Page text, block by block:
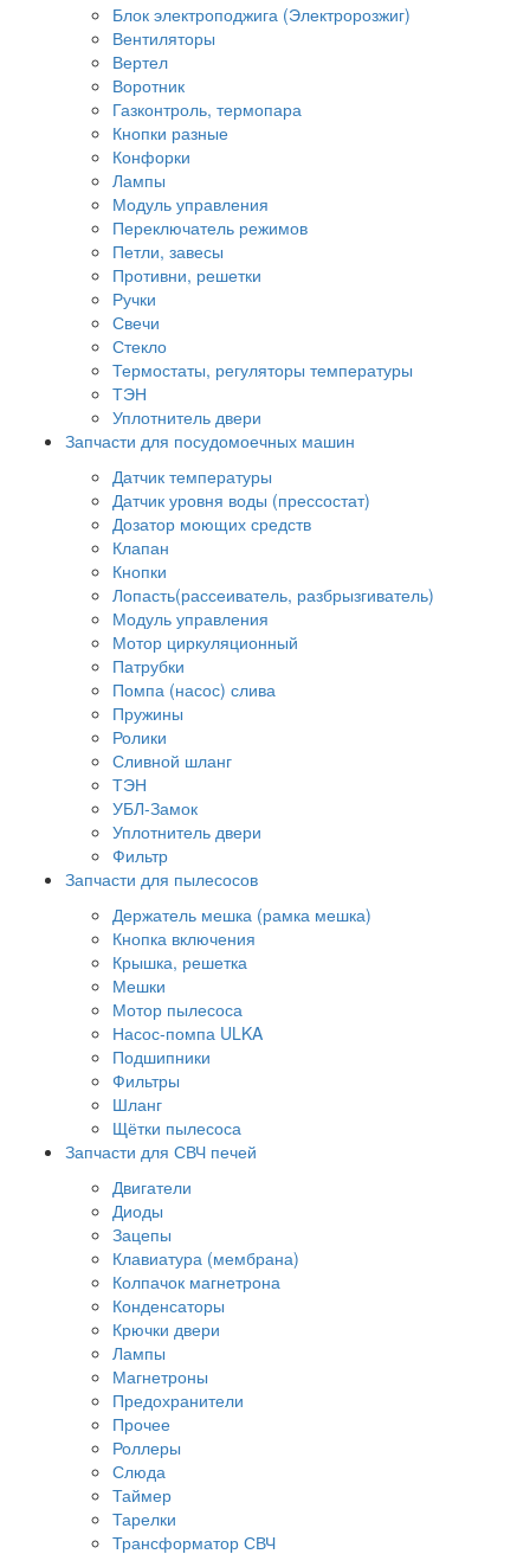
Блок электроподжига (Электророзжиг)
Вентиляторы
Вертел
Воротник
Газконтроль, термопара
Кнопки разные
Конфорки
Лампы
Модуль управления
Переключатель режимов
Петли, завесы
Противни, решетки
Ручки
Свечи
Стекло
Термостаты, регуляторы температуры
ТЭН
Уплотнитель двери
Запчасти для посудомоечных машин
Датчик температуры
Датчик уровня воды (прессостат)
Дозатор моющих средств
Клапан
Кнопки
Лопасть(рассеиватель, разбрызгиватель)
Модуль управления
Мотор циркуляционный
Патрубки
Помпа (насос) слива
Пружины
Ролики
Сливной шланг
ТЭН
УБЛ-Замок
Уплотнитель двери
Фильтр
Запчасти для пылесосов
Держатель мешка (рамка мешка)
Кнопка включения
Крышка, решетка
Мешки
Мотор пылесоса
Насос-помпа ULKA
Подшипники
Фильтры
Шланг
Щётки пылесоса
Запчасти для СВЧ печей
Двигатели
Диоды
Зацепы
Клавиатура (мембрана)
Колпачок магнетрона
Конденсаторы
Крючки двери
Лампы
Магнетроны
Предохранители
Прочее
Роллеры
Слюда
Таймер
Тарелки
Трансформатор СВЧ